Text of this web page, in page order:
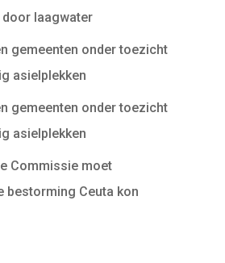
laagwater
gemeenten onder toezicht
asielplekken
gemeenten onder toezicht
asielplekken
Commissie moet
bestorming Ceuta kon